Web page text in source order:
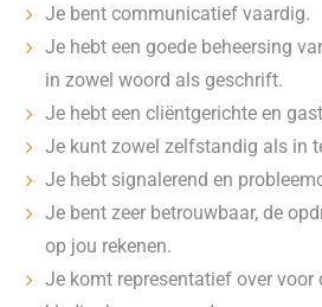
Je bent communicatief vaardig.
Je hebt een goede beheersing
in zowel woord als geschrift.
Je hebt een cliëntgerichte en
Je kunt zowel zelfstandig als in
Je hebt signalerend en
Je bent zeer betrouwbaar, de
op jou rekenen.
Je komt representatief over voor